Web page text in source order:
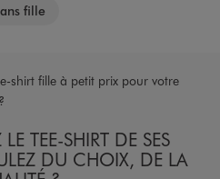
fille
shirt fille à petit prix pour votre
TEE-SHIRT DE SES
DU CHOIX, DE LA